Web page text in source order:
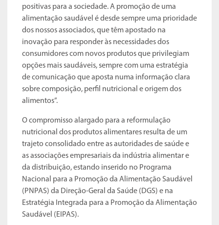
positivas para a sociedade. A promoção de uma
alimentação saudável é desde sempre uma prioridade
dos nossos associados, que têm apostado na
inovação para responder às necessidades dos
consumidores com novos produtos que privilegiam
opções mais saudáveis, sempre com uma estratégia
de comunicação que aposta numa informação clara
sobre composição, perfil nutricional e origem dos
alimentos”.
O compromisso alargado para a reformulação
nutricional dos produtos alimentares resulta de um
trajeto consolidado entre as autoridades de saúde e
as associações empresariais da indústria alimentar e
da distribuição, estando inserido no Programa
Nacional para a Promoção da Alimentação Saudável
(PNPAS) da Direção-Geral da Saúde (DGS) e na
Estratégia Integrada para a Promoção da Alimentação
Saudável (EIPAS).